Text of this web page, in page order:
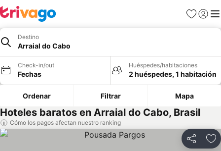
Favoritos
Iniciar
Destino
Arraial do Cabo
Check-in/out
Fechas
Huéspedes/habitaciones
2 huéspedes, 1 habitación
Ordenar Filtrar Mapa
Hoteles baratos en Arraial do Cabo, Brasil
Cómo los pagos afectan nuestro ranking
Compartir